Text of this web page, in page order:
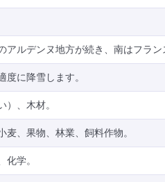
アルデンヌ地方が続き、南はフラ
度に降雪します。
）、木材。
、果物、林業、飼料作物。
化学。